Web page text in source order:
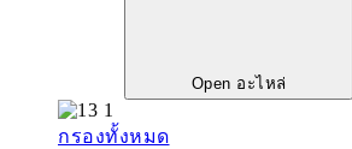
Open อะไหล่
กรองทั้งหมด